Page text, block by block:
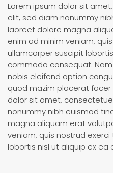
Lorem ipsum dolor sit
elit, sed diam nonummy
laoreet dolore magna
enim ad minim veniam,
ullamcorper suscipit
commodo consequat.
nobis eleifend option
quod mazim placerat facer
dolor sit amet,
nonummy nibh euismod
magna aliquam erat
veniam, quis nostrud
lobortis nisl ut aliquip ex